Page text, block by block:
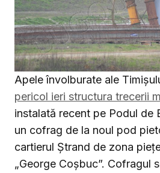
Apele învolburate ale
pericol ieri structura trecerii
instalată recent pe Podul de
un cofrag de la noul pod
cartierul Ştrand de zona
„George Coşbuc”. Cofragul